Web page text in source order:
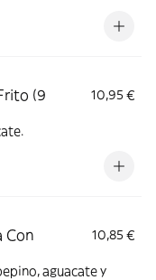
(9
10,95 €
Con
10,85 €
aguacate y